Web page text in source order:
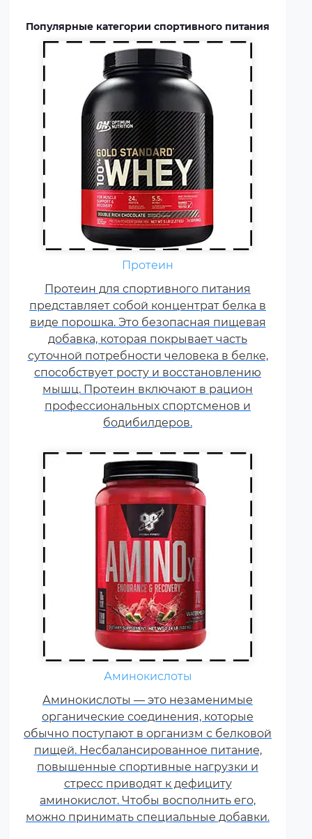
Популярные категории спортивного питания
спортсменов и бодибилдеров.
Протеин
Протеин для спортивного питания
представляет собой концентрат белка в
виде порошка. Это безопасная пищевая
добавка, которая покрывает часть
суточной потребности человека в белке,
способствует росту и восстановлению
мышц. Протеин включают в рацион
профессиональных спортсменов и
бодибилдеров.
незаменимые органические
соединения, которые обычно
поступают в организм с
белковой пищей.
Несбалансированное питание,
повышенные спортивные
нагрузки и стресс приводят к
дефициту аминокислот. Чтобы
восполнить его, можно
принимать специальные
Аминокислоты
Аминокислоты — это незаменимые
органические соединения, которые
обычно поступают в организм с белковой
пищей. Несбалансированное питание,
повышенные спортивные нагрузки и
стресс приводят к дефициту
аминокислот. Чтобы восполнить его,
можно принимать специальные добавки.
Жиросжигатели относятся к
добавок, которые способствуют
улучшению результатов
тренировок и помогают
избавляться от лишнего жира,
используя его в качестве
дополнительного источника
энергии.